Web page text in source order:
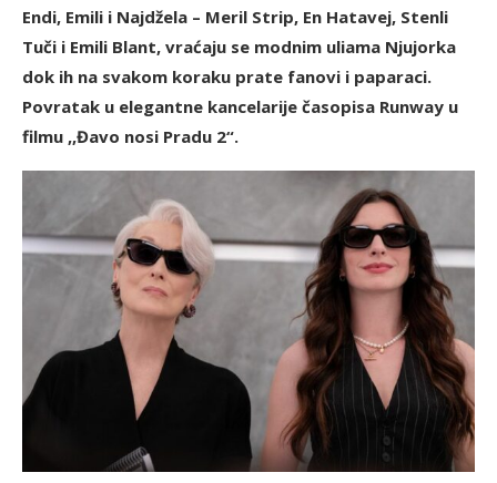
Endi, Emili i Najdžela – Meril Strip, En Hatavej, Stenli
Tuči i Emili Blant, vraćaju se modnim uliama Njujorka
dok ih na svakom koraku prate fanovi i paparaci.
Povratak u elegantne kancelarije časopisa Runway u
filmu ,,Đavo nosi Pradu 2“.